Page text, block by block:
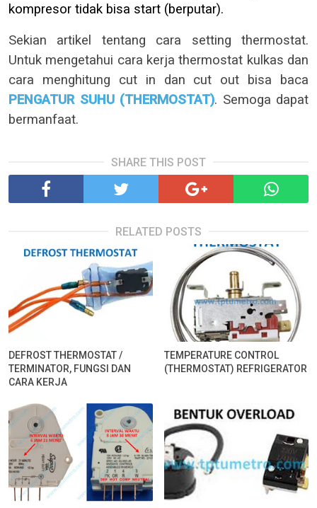
kompresor tidak bisa start (berputar).
Sekian artikel tentang cara setting thermostat.
Untuk mengetahui cara kerja thermostat kulkas dan
cara menghitung cut in dan cut out bisa baca
PENGATUR SUHU (THERMOSTAT). Semoga dapat
bermanfaat.
SHARE THIS POST
RELATED POSTS
DEFROST THERMOSTAT /
TERMINATOR, FUNGSI DAN
CARA KERJA
TEMPERATURE CONTROL
(THERMOSTAT) REFRIGERATOR